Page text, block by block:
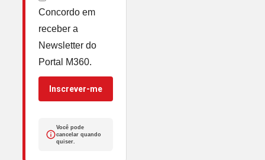
Concordo em
receber a
Newsletter do
Portal M360.
Inscrever-me
Você pode
cancelar quando
quiser.